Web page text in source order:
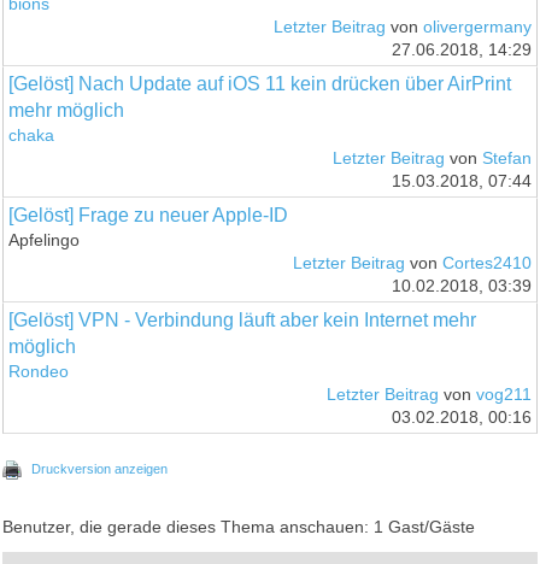
bions
Letzter Beitrag von olivergermany
27.06.2018, 14:29
[Gelöst] Nach Update auf iOS 11 kein drücken über AirPrint
mehr möglich
chaka
Letzter Beitrag von Stefan
15.03.2018, 07:44
[Gelöst] Frage zu neuer Apple-ID
Apfelingo
Letzter Beitrag von Cortes2410
10.02.2018, 03:39
[Gelöst] VPN - Verbindung läuft aber kein Internet mehr
möglich
Rondeo
Letzter Beitrag von vog211
03.02.2018, 00:16
Druckversion anzeigen
Benutzer, die gerade dieses Thema anschauen: 1 Gast/Gäste